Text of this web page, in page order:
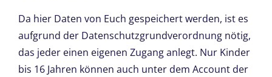
Da hier Daten von Euch gespeichert werden, ist es
aufgrund der Datenschutzgrundverordnung nötig,
das jeder einen eigenen Zugang anlegt. Nur Kinder
bis 16 Jahren können auch unter dem Account der